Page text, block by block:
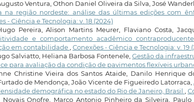
Ventura, Othon Daniel Oliveira da Silva, José
na região nordeste: análise das últimas edições com
- Ciência e Tecnologia: v. 18 (2024)
Pereira, Alison Martins Meurer, Flaviano Costa,
e comportamento acadêmico
em contabilidade, Conexões - Ciência e Tecnologia: v. 19
Salviatto, Heliana Barbosa Fontenele, Gestão da
para avaliação da condição de pavimentos flexíveis
Christine Vieira dos Santos Ataide, Danilo Henrique
de Mendonça, João Vicente de Figueiredo Latorraca,
demográfica no estado do Rio de Janeiro, Brasil ,
Novais Onofre, Marco Antonio Pinheiro da Silveira,